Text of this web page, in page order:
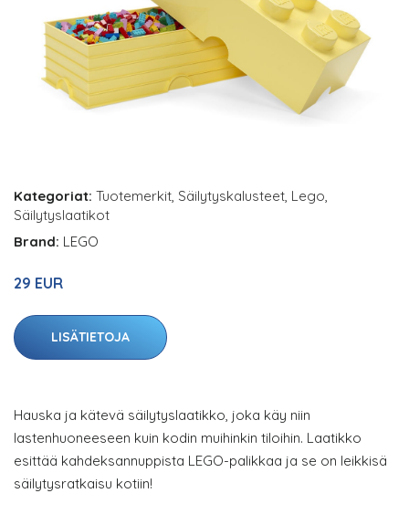
Kategoriat: Tuotemerkit Säilytyskalusteet Lego
Säilytyslaatikot
Brand: LEGO
29 EUR
LISÄTIETOJA
Hauska ja kätevä säilytyslaatikko, joka käy niin
lastenhuoneeseen kuin kodin muihinkin tiloihin. Laatikko
esittää kahdeksannuppista LEGO-palikkaa ja se on leikkisä
säilytysratkaisu kotiin!